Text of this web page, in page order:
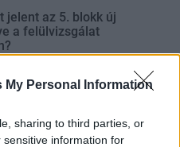
My Personal Information
sharing to third parties, or
information for
jelent az 5. blokk új
a felülvizsgálat
logisztikai bázis út- és
fejlesztése